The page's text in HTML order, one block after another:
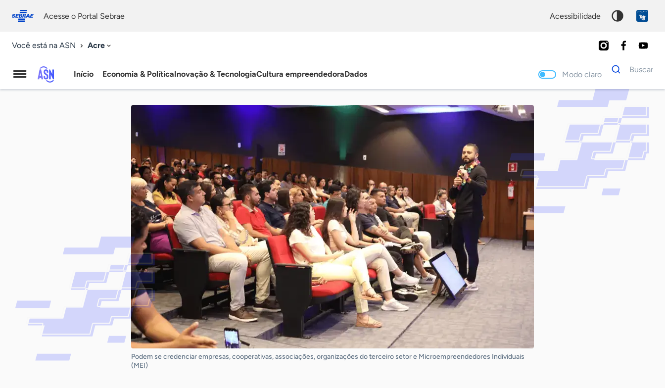
conosco
Acesse o Portal Sebrae acessibilidade
Você está na ASN Acre
Agência
Início Economia & PolíticaInovação & TecnologiaCultura empreendedoraDados Modo claro
Dados
para
Buscar
Palavra
chave
Podem se credenciar empresas, cooperativas, associações, organizações do terceiro setor e Microempreendedores Individuais
(MEI)